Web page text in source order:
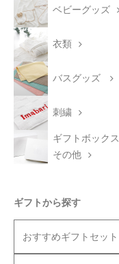
ベビーグッズ
衣類
バスグッズ
刺繍
ギフトボックス
その他
ギフトから探す
おすすめギフトセット